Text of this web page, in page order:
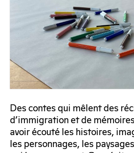
Des contes qui mêlent des
d’immigration et de
avoir écouté les histoires,
les personnages, les